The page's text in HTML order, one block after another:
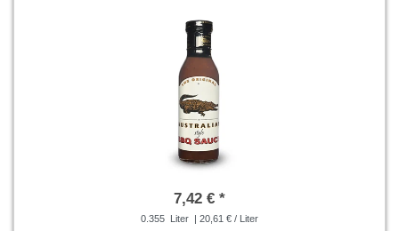
7,42 € *
0.355 Liter | 20,61 € / Liter